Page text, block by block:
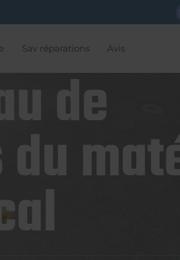
Sav réparations Avis
de